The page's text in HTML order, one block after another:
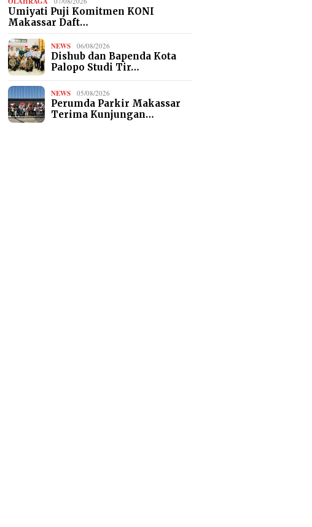
Umiyati Puji Komitmen KONI
Makassar Daft…
NEWS 06/08/2026
Dishub dan Bapenda Kota
Palopo Studi Tir…
NEWS 05/08/2026
Perumda Parkir Makassar
Terima Kunjungan…